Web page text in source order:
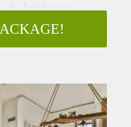
de kelder met
het einde van
op de begane
is voorzien
een koel-/vries